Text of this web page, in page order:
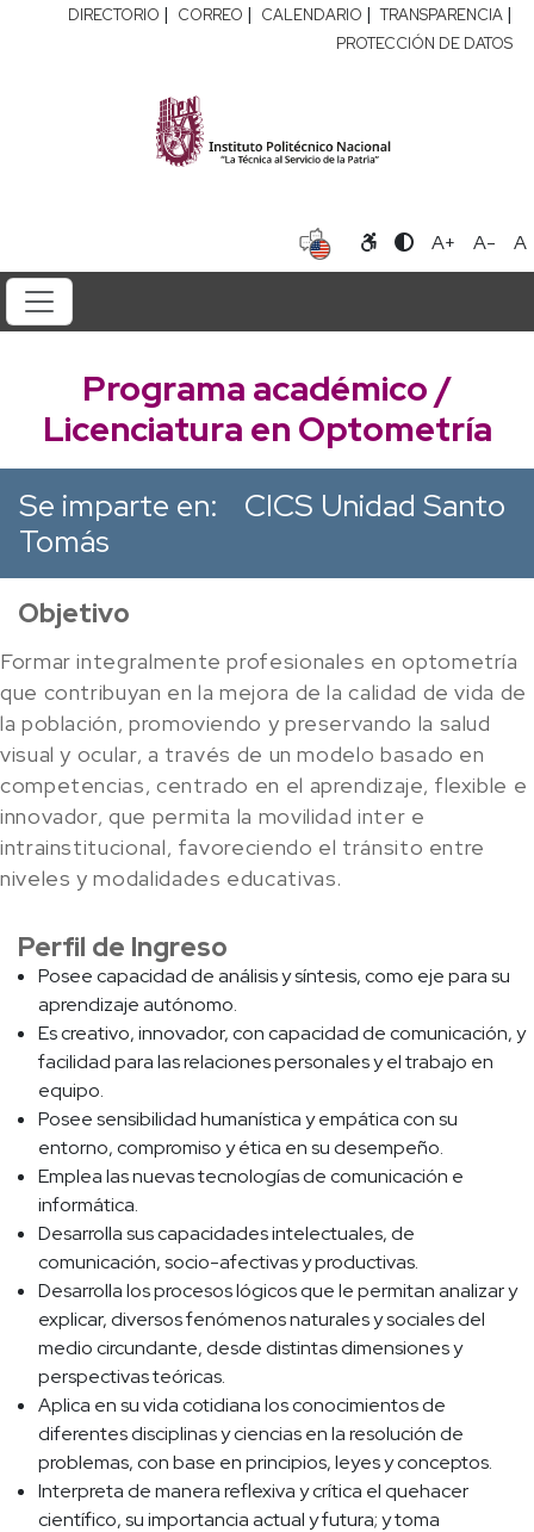
DIRECTORIO | CORREO | CALENDARIO | TRANSPARENCIA |
PROTECCIÓN DE DATOS
A+ A- A
Programa académico /
Licenciatura en Optometría
Se imparte en:
CICS Unidad Santo
Tomás
Objetivo
Formar integralmente profesionales en optometría
que contribuyan en la mejora de la calidad de vida de
la población, promoviendo y preservando la salud
visual y ocular, a través de un modelo basado en
competencias, centrado en el aprendizaje, flexible e
innovador, que permita la movilidad inter e
intrainstitucional, favoreciendo el tránsito entre
niveles y modalidades educativas.
Perfil de Ingreso
Posee capacidad de análisis y síntesis, como eje para su
aprendizaje autónomo.
Es creativo, innovador, con capacidad de comunicación, y
facilidad para las relaciones personales y el trabajo en
equipo.
Posee sensibilidad humanística y empática con su
entorno, compromiso y ética en su desempeño.
Emplea las nuevas tecnologías de comunicación e
informática.
Desarrolla sus capacidades intelectuales, de
comunicación, socio-afectivas y productivas.
Desarrolla los procesos lógicos que le permitan analizar y
explicar, diversos fenómenos naturales y sociales del
medio circundante, desde distintas dimensiones y
perspectivas teóricas.
Aplica en su vida cotidiana los conocimientos de
diferentes disciplinas y ciencias en la resolución de
problemas, con base en principios, leyes y conceptos.
Interpreta de manera reflexiva y crítica el quehacer
científico, su importancia actual y futura; y toma